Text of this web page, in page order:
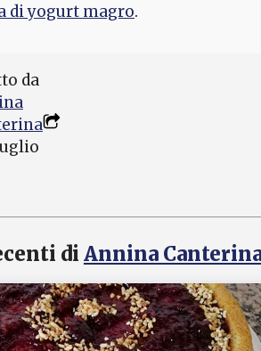
di yogurt magro.
da
di Annina